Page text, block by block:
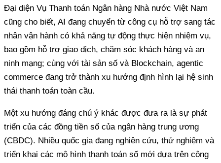
Đại diện Vụ Thanh toán Ngân hàng Nhà nước Việt Nam
cũng cho biết, AI đang chuyển từ công cụ hỗ trợ sang tác
nhân vận hành có khả năng tự động thực hiện nhiệm vụ,
bao gồm hỗ trợ giao dịch, chăm sóc khách hàng và an
ninh mạng; cùng với tài sản số và Blockchain, agentic
commerce đang trở thành xu hướng định hình lại hệ sinh
thái thanh toán toàn cầu.
Một xu hướng đáng chú ý khác được đưa ra là sự phát
triển của các đồng tiền số của ngân hàng trung ương
(CBDC). Nhiều quốc gia đang nghiên cứu, thử nghiệm và
triển khai các mô hình thanh toán số mới dựa trên công